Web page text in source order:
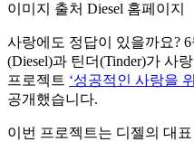
이미지 출처 Diesel 홈페이지
사랑에도 정답이 있을까요?
(Diesel)과 틴더(Tinder)가 사
프로젝트 ‘성공적인 사랑을
공개했습니다.
이번 프로젝트는 디젤의 대